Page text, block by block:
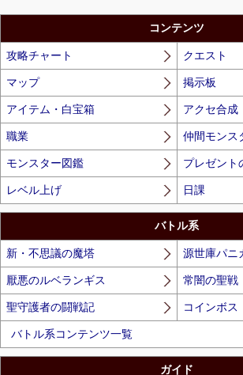
コンテンツ
攻略チャート クエスト
マップ 掲示板
アイテム・白宝箱 アクセ合成
職業 仲間モンス
モンスター図鑑 プレゼント
レベル上げ 日課
バトル系
新・不思議の魔塔 源世庫パニ
厭悪のルベランギス 常闇の聖戦
聖守護者の闘戦記 コインボス
バトル系コンテンツ一覧
ガイド